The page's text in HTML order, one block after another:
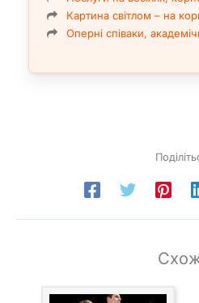
Картина світлом – на
Оперні співаки,